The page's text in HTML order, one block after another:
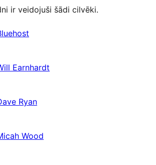
ir veidojuši šādi cilvēki.
Earnhardt
Ryan
Wood